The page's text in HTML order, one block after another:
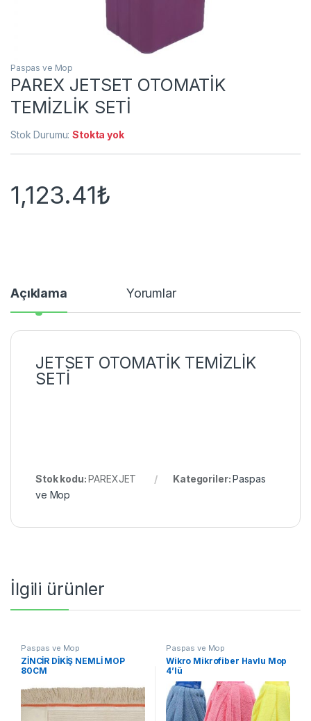
Paspas ve Mop
PAREX JETSET OTOMATİK
TEMİZLİK SETİ
Stok Durumu:Stokta yok
1,123.41₺
Açıklama Yorumlar
JETSET OTOMATİK TEMİZLİK
SETİ
Stok kodu:PAREXJET Kategoriler:Paspas
ve Mop
İlgili ürünler
Paspas ve Mop
ZİNCİR DİKİŞ NEMLİ MOP
80CM
Paspas ve Mop
Wikro Mikrofiber Havlu Mop
4’lü